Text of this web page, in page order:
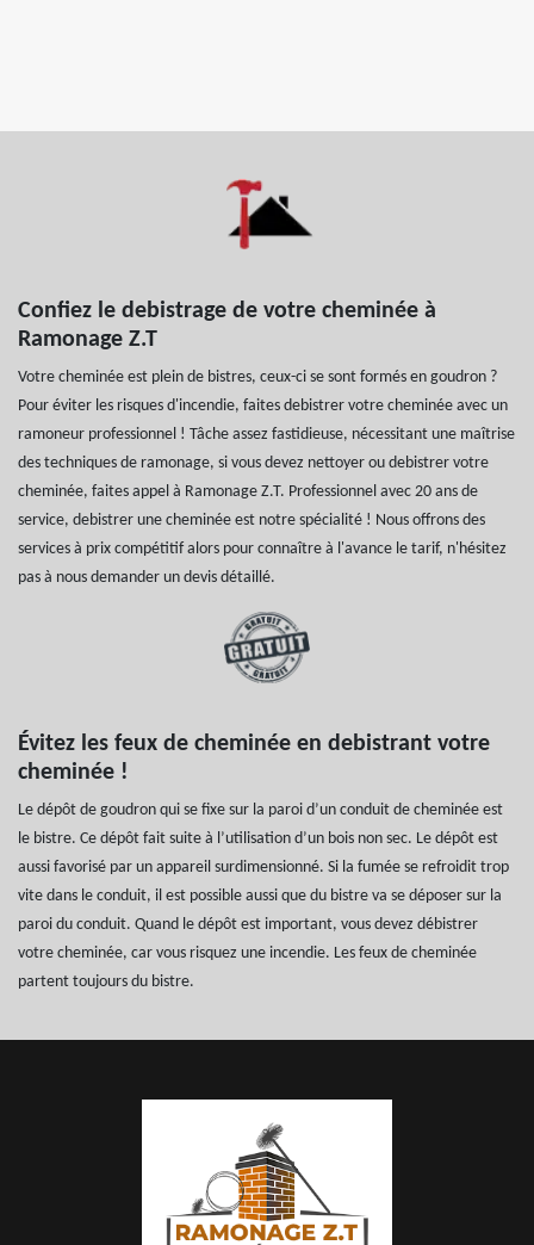
Confiez le debistrage de votre cheminée à
Ramonage Z.T
Votre cheminée est plein de bistres, ceux-ci se sont formés en goudron ?
Pour éviter les risques d'incendie, faites debistrer votre cheminée avec un
ramoneur professionnel ! Tâche assez fastidieuse, nécessitant une maîtrise
des techniques de ramonage, si vous devez nettoyer ou debistrer votre
cheminée, faites appel à Ramonage Z.T. Professionnel avec 20 ans de
service, debistrer une cheminée est notre spécialité ! Nous offrons des
services à prix compétitif alors pour connaître à l'avance le tarif, n'hésitez
pas à nous demander un devis détaillé.
Évitez les feux de cheminée en debistrant votre
cheminée !
Le dépôt de goudron qui se fixe sur la paroi d’un conduit de cheminée est
le bistre. Ce dépôt fait suite à l’utilisation d’un bois non sec. Le dépôt est
aussi favorisé par un appareil surdimensionné. Si la fumée se refroidit trop
vite dans le conduit, il est possible aussi que du bistre va se déposer sur la
paroi du conduit. Quand le dépôt est important, vous devez débistrer
votre cheminée, car vous risquez une incendie. Les feux de cheminée
partent toujours du bistre.